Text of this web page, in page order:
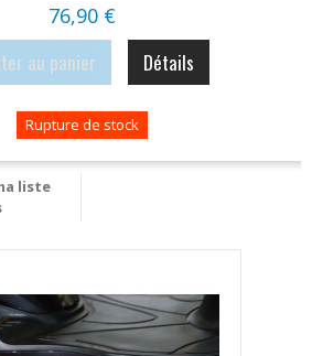
76,90 €
au panier Détails
Rupture de stock
liste